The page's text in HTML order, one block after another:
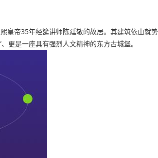
皇帝35年经筵讲师陈廷敬的故居。其建筑依山就
更是一座具有强烈人文精神的东方古城堡。